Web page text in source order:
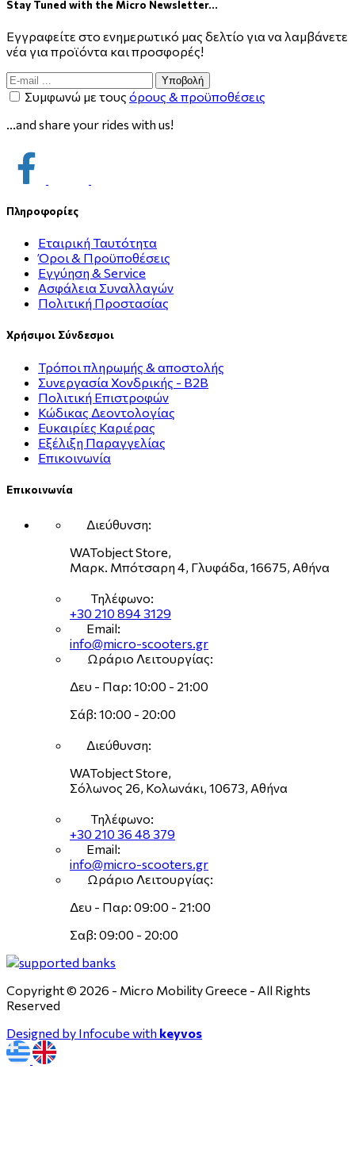
Stay Tuned with the Micro Newsletter...
Εγγραφείτε στο ενημερωτικό μας δελτίο για να λαμβάνετε
νέα για προϊόντα και προσφορές!
Υποβολή
Συμφωνώ με τους όρους & προϋποθέσεις
...and share your rides with us!
Πληροφορίες
Εταιρική Ταυτότητα
Όροι & Προϋποθέσεις
Εγγύηση & Service
Ασφάλεια Συναλλαγών
Πολιτική Προστασίας
Χρήσιμοι Σύνδεσμοι
Τρόποι πληρωμής & αποστολής
Συνεργασία Χονδρικής - B2B
Πολιτική Επιστροφών
Κώδικας Δεοντολογίας
Ευκαιρίες Καριέρας
Εξέλιξη Παραγγελίας
Επικοινωνία
Επικοινωνία
Διεύθυνση:
WATobject Store,
Μαρκ. Μπότσαρη 4, Γλυφάδα, 16675, Αθήνα
Τηλέφωνο:
+30 210 894 3129
Email:
info@micro-scooters.gr
Ωράριο Λειτουργίας:
Δευ - Παρ: 10:00 - 21:00
Σάβ: 10:00 - 20:00
Διεύθυνση:
WATobject Store,
Σόλωνος 26, Κολωνάκι, 10673, Αθήνα
Τηλέφωνο:
+30 210 36 48 379
Email:
info@micro-scooters.gr
Ωράριο Λειτουργίας:
Δευ - Παρ: 09:00 - 21:00
Σαβ: 09:00 - 20:00
Copyright © 2026 - Micro Mobility Greece - All Rights
Reserved
Designed by Infocube with keyvos